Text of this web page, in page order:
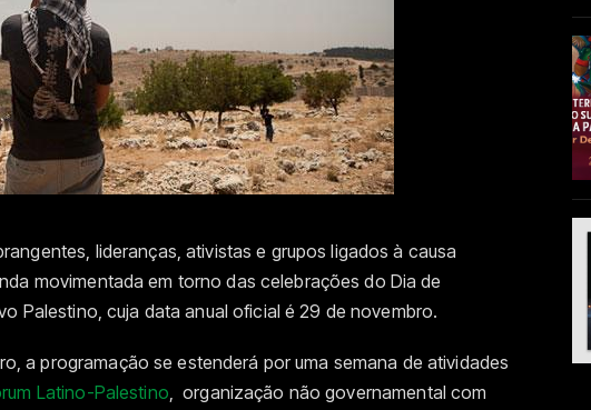
lideranças, ativistas e grupos ligados à causa
movimentada em torno das celebrações do Dia de
Palestino, cuja data anual oficial é 29 de novembro.
a programação se estenderá por uma semana de atividades
Latino-Palestino, organização não governamental com